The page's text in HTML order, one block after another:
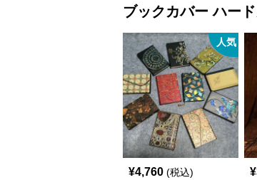
ブックカバー ハー
人気
¥4,760 (税込) ¥